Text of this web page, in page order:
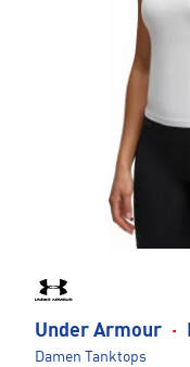
Under Armour ·
Damen Tanktops